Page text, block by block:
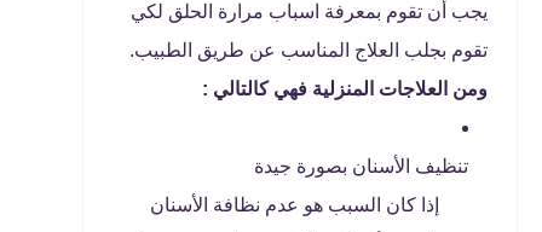
يجب أن تقوم بمعرفة اسباب مرارة الحلق لكي
تقوم بجلب العلاج المناسب عن طريق الطبيب.
ومن العلاجات المنزلية فهي كالتالي :
تنظيف الأسنان بصورة جيدة
إذا كان السبب هو عدم نظافة الأسنان